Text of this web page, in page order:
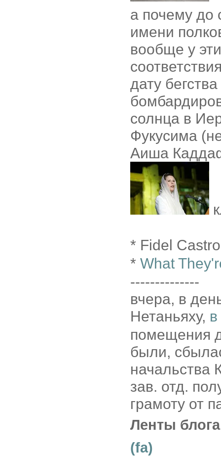
а почему до
имени
вообще у
дату
солнца в
Фукусима
Аиша
* Fidel
* What
--------------
вчера, в
Нетаньяху,
помещения
были,
начальства
зав. отд.
грамоту от
Ленты
(fa)